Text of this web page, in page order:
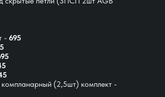
- 695
(2,5шт) комплект -